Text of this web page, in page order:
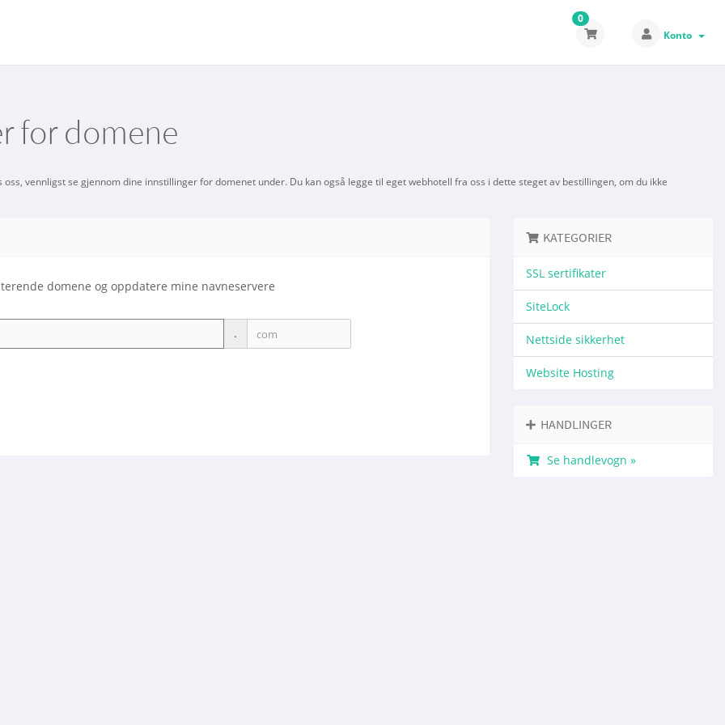
0
Konto
for domene
vennligst se gjennom dine innstillinger for domenet under. Du kan også legge til eget webhotell fra oss i dette steget av bestillingen, om du ikke
domene og oppdatere mine navneservere
.
KATEGORIER
SSL sertifikater
SiteLock
Nettside sikkerhet
Website Hosting
HANDLINGER
Se handlevogn »